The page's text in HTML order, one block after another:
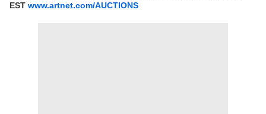
EST www.artnet.com/AUCTIONS